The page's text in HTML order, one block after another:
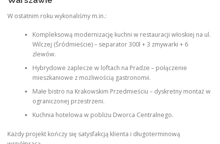
W ostatnim roku wykonaliśmy m.in.:
Kompleksową modernizację kuchni w restauracji włoskiej na ul.
Wilczej (Śródmieście) – separator 300l + 3 zmywarki + 6
zlewów.
Hybrydowe zaplecze w loftach na Pradze – połączenie
mieszkaniowe z możliwością gastronomii.
Małe bistro na Krakowskim Przedmieściu – dyskretny montaż w
ograniczonej przestrzeni.
Kuchnia hotelowa w pobliżu Dworca Centralnego.
Każdy projekt kończy się satysfakcją klienta i długoterminową